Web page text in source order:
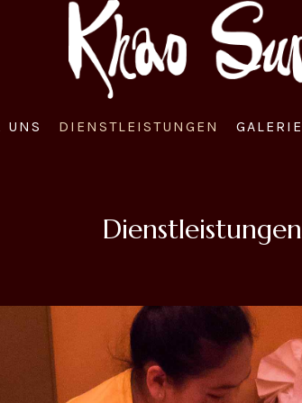
UNS DIENSTLEISTUNGEN GALERIE
Dienstleistungen